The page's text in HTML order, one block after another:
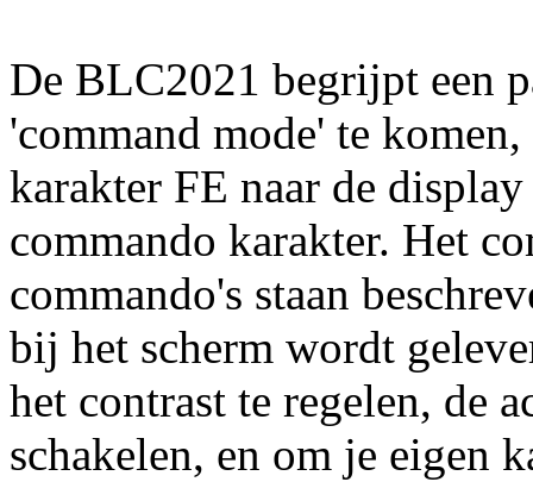
De BLC2021 begrijpt een
'command mode' te
karakter FE naar de
commando karakter. Het
commando's staan
bij het scherm wordt
het contrast te regelen, de
schakelen, en om je eigen